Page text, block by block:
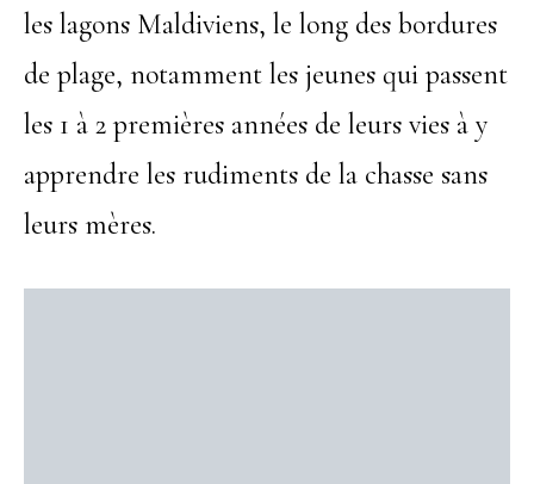
les lagons Maldiviens, le long des bordures
de plage, notamment les jeunes qui passent
les 1 à 2 premières années de leurs vies à y
apprendre les rudiments de la chasse sans
leurs mères.